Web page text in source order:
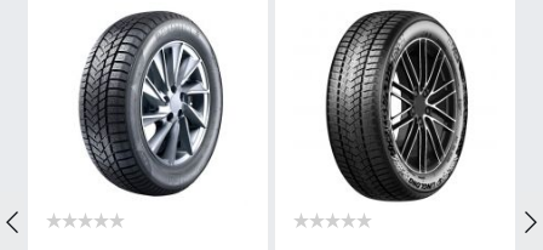
Indice greutate